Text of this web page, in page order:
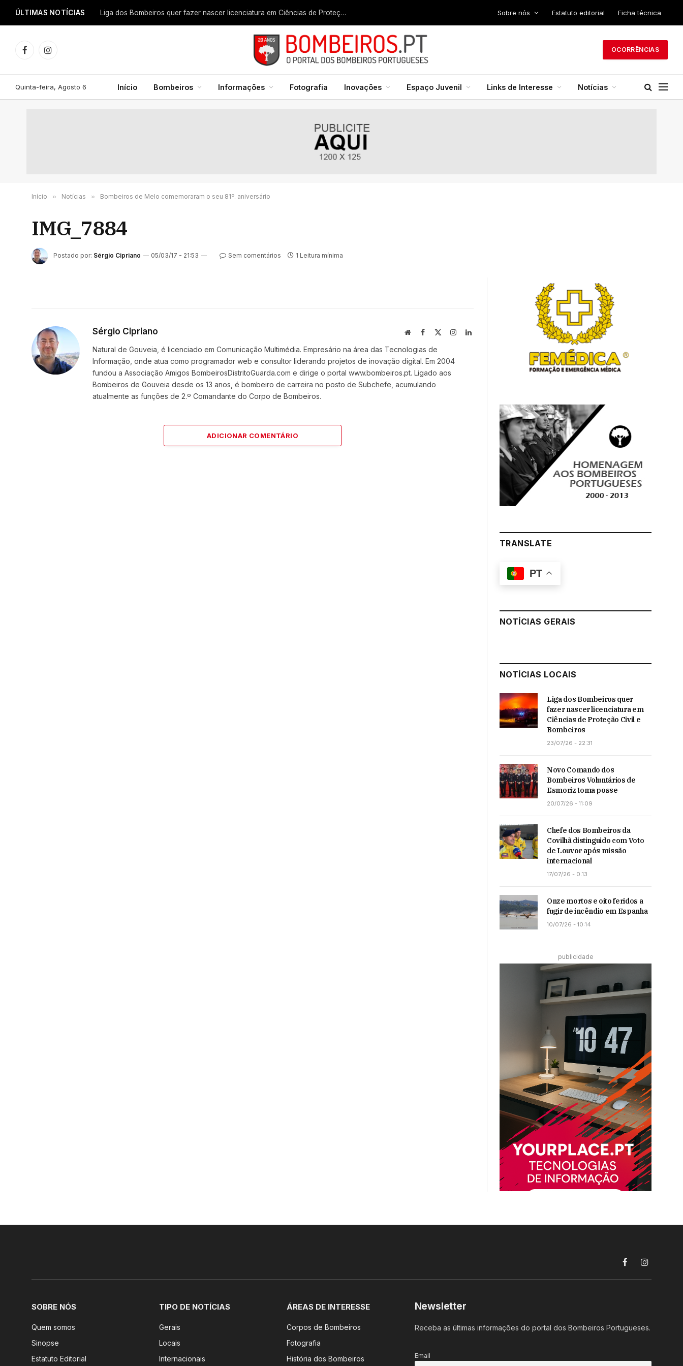
ÚLTIMAS NOTÍCIAS Liga dos Bombeiros quer fazer nascer licenciatura em Ciências de Proteção Civil e Bombeiros Sobre nós Estatuto editorial Ficha técnica
FacebookInstagram
OCORRÊNCIAS
Quinta-feira, Agosto 6 Início Bombeiros Informações Fotografia Inovações Espaço Juvenil Links de Interesse Notícias
Início » Notícias » Bombeiros de Melo comemoraram o seu 81º. aniversário
IMG_7884
Postado por: Sérgio Cipriano 05/03/17 - 21:53 Sem comentários 1 Leitura mínima
Sérgio Cipriano WebsiteFacebook InstagramLinkedIn
Natural de Gouveia, é licenciado em Comunicação Multimédia. Empresário na área das Tecnologias de
Informação, onde atua como programador web e consultor liderando projetos de inovação digital. Em 2004
fundou a Associação Amigos BombeirosDistritoGuarda.com e dirige o portal www.bombeiros.pt. Ligado aos
Bombeiros de Gouveia desde os 13 anos, é bombeiro de carreira no posto de Subchefe, acumulando
atualmente as funções de 2.º Comandante do Corpo de Bombeiros.
ADICIONAR COMENTÁRIO
TRANSLATE
PT
NOTÍCIAS GERAIS
NOTÍCIAS LOCAIS
Liga dos Bombeiros quer
fazer nascer licenciatura em
Ciências de Proteção Civil e
Bombeiros
23/07/26 - 22:31
Novo Comando dos
Bombeiros Voluntários de
Esmoriz toma posse
20/07/26 - 11:09
Chefe dos Bombeiros da
Covilhã distinguido com Voto
de Louvor após missão
internacional
17/07/26 - 0:13
Onze mortos e oito feridos a
fugir de incêndio em Espanha
10/07/26 - 10:14
publicidade
FacebookInstagram
SOBRE NÓS
Quem somos
Sinopse
Estatuto Editorial
TIPO DE NOTÍCIAS
Gerais
Locais
Internacionais
ÁREAS DE INTERESSE
Corpos de Bombeiros
Fotografia
História dos Bombeiros
Newsletter
Receba as últimas informações do portal dos Bombeiros Portugueses.
Email